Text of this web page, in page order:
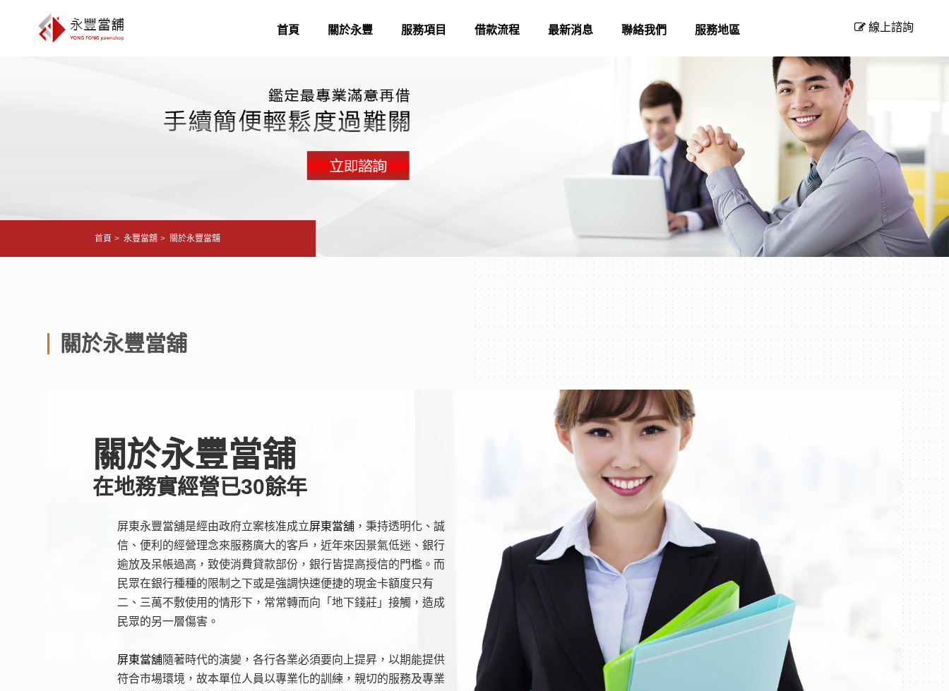
首頁 關於永豐 服務項目 借款流程 最新消息 聯絡我們 服務地區 線上諮詢
首頁 永豐當舖 關於永豐當舖
關於永豐當舖
關於永豐當舖
在地務實經營已30餘年
屏東永豐當舖是經由政府立案核准成立屏東當舖 ，秉持透明化、誠
信、便利的經營理念來服務廣大的客戶，近年來因景氣低迷、銀行
逾放及呆帳過高，致使消費貸款部份，銀行皆提高授信的門檻。而
民眾在銀行種種的限制之下或是強調快速便捷的現金卡額度只有
二、三萬不敷使用的情形下，常常轉而向「地下錢莊」接觸，造成
民眾的另一層傷害。
屏東當舖隨著時代的演變，各行各業必須要向上提昇，以期能提供
符合市場環境，故本單位人員以專業化的訓練，親切的服務及專業